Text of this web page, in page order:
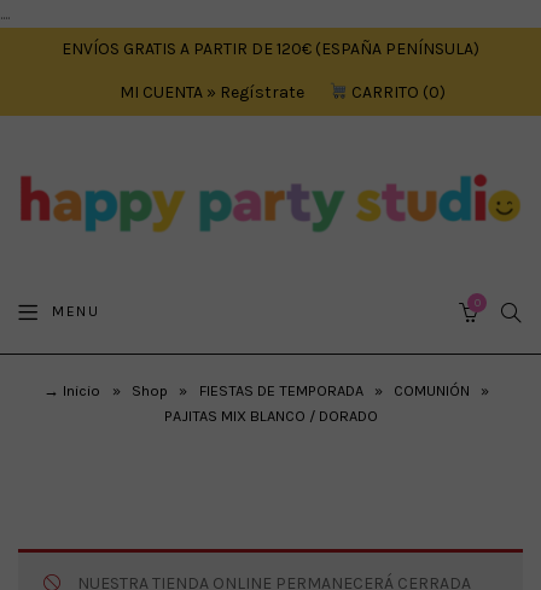
....
ENVÍOS GRATIS A PARTIR DE 120€ (ESPAÑA PENÍNSULA)
MI CUENTA » Regístrate CARRITO 0
MENU 0
→ Inicio » Shop » FIESTAS DE TEMPORADA » COMUNIÓN
»
PAJITAS MIX BLANCO / DORADO
NUESTRA TIENDA ONLINE PERMANECERÁ CERRADA